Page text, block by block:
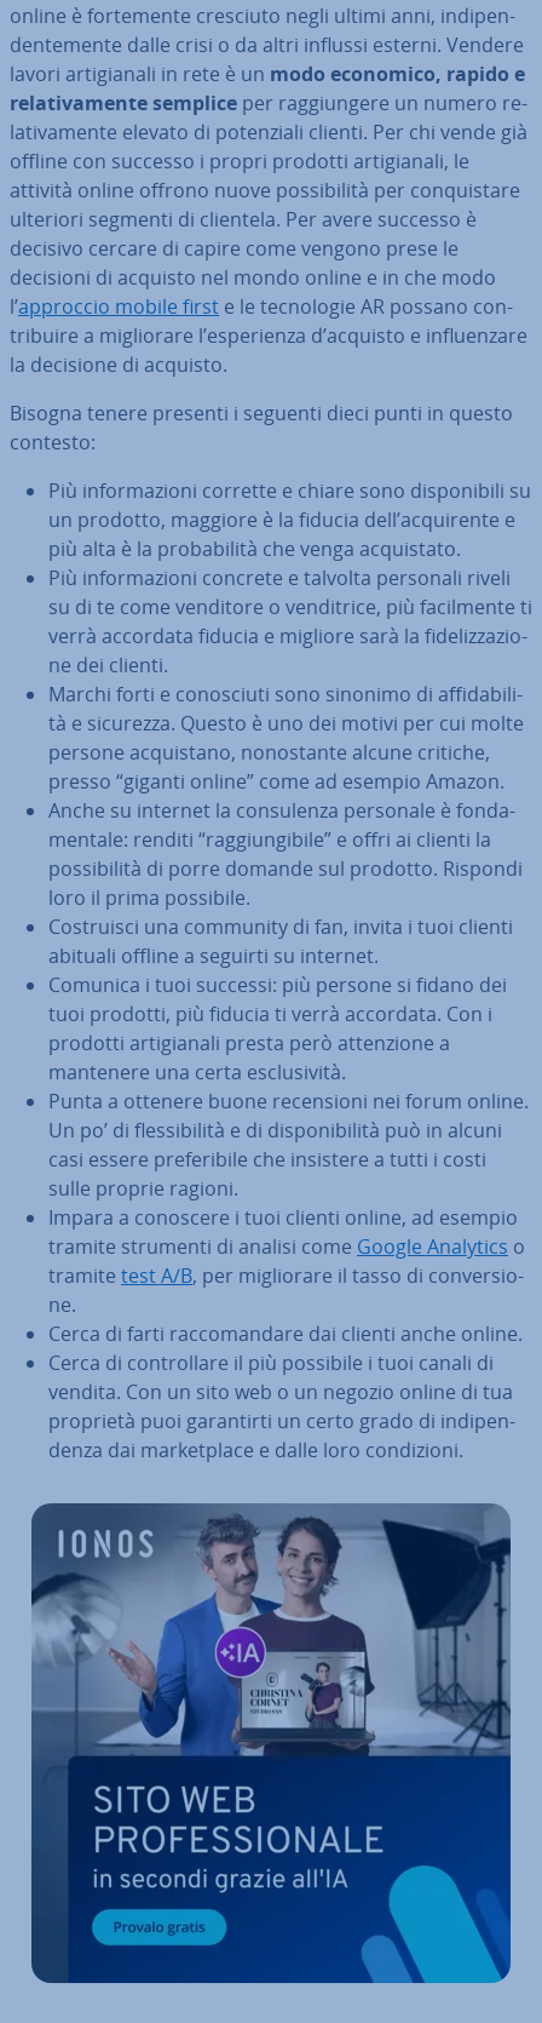
online è for­te­men­te cresciuto negli ultimi anni, in­di­pen­
den­te­men­te dalle crisi o da altri influssi esterni. Vendere
lavori ar­ti­gia­na­li in rete è un modo economico, rapido e
re­la­ti­va­men­te semplice per rag­giun­ge­re un numero re­
la­ti­va­men­te elevato di po­ten­zia­li clienti. Per chi vende già
offline con successo i propri prodotti ar­ti­gia­na­li, le
attività online offrono nuove pos­si­bi­li­tà per con­qui­sta­re
ulteriori segmenti di clientela. Per avere successo è
decisivo cercare di capire come vengono prese le
decisioni di acquisto nel mondo online e in che modo
l’approccio mobile first e le tec­no­lo­gie AR possano con­
tri­bui­re a mi­glio­ra­re l’espe­rien­za d’acquisto e in­fluen­za­re
la decisione di acquisto.
Bisogna tenere presenti i seguenti dieci punti in questo
contesto:
Più in­for­ma­zio­ni corrette e chiare sono di­spo­ni­bi­li su
un prodotto, maggiore è la fiducia dell’ac­qui­ren­te e
più alta è la pro­ba­bi­li­tà che venga ac­qui­sta­to.
Più in­for­ma­zio­ni concrete e talvolta personali riveli
su di te come venditore o ven­di­tri­ce, più fa­cil­men­te ti
verrà accordata fiducia e migliore sarà la fi­de­liz­za­zio­
ne dei clienti.
Marchi forti e co­no­sciu­ti sono sinonimo di af­fi­da­bi­li­
tà e sicurezza. Questo è uno dei motivi per cui molte
persone ac­qui­sta­no, no­no­stan­te alcune critiche,
presso “giganti online” come ad esempio Amazon.
Anche su internet la con­su­len­za personale è fon­da­
men­ta­le: renditi “rag­giun­gi­bi­le” e offri ai clienti la
pos­si­bi­li­tà di porre domande sul prodotto. Rispondi
loro il prima possibile.
Co­strui­sci una community di fan, invita i tuoi clienti
abituali offline a seguirti su internet.
Comunica i tuoi successi: più persone si fidano dei
tuoi prodotti, più fiducia ti verrà accordata. Con i
prodotti ar­ti­gia­na­li presta però at­ten­zio­ne a
mantenere una certa esclu­si­vi­tà.
Punta a ottenere buone re­cen­sio­ni nei forum online.
Un po’ di fles­si­bi­li­tà e di di­spo­ni­bi­li­tà può in alcuni
casi essere pre­fe­ri­bi­le che insistere a tutti i costi
sulle proprie ragioni.
Impara a conoscere i tuoi clienti online, ad esempio
tramite strumenti di analisi come Google Analytics o
tramite test A/B, per mi­glio­ra­re il tasso di con­ver­sio­
ne.
Cerca di farti rac­co­man­da­re dai clienti anche online.
Cerca di con­trol­la­re il più possibile i tuoi canali di
vendita. Con un sito web o un negozio online di tua
proprietà puoi ga­ran­tir­ti un certo grado di in­di­pen­
den­za dai mar­ket­pla­ce e dalle loro con­di­zio­ni.